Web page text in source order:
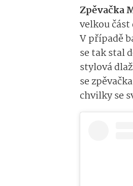
Zpěvačka
velkou
V případě
se tak stal
stylová
se
chvilky se